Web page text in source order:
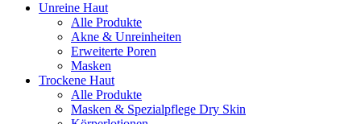
Unreine Haut
Alle Produkte
Akne & Unreinheiten
Erweiterte Poren
Masken
Trockene Haut
Alle Produkte
Masken & Spezialpflege Dry Skin